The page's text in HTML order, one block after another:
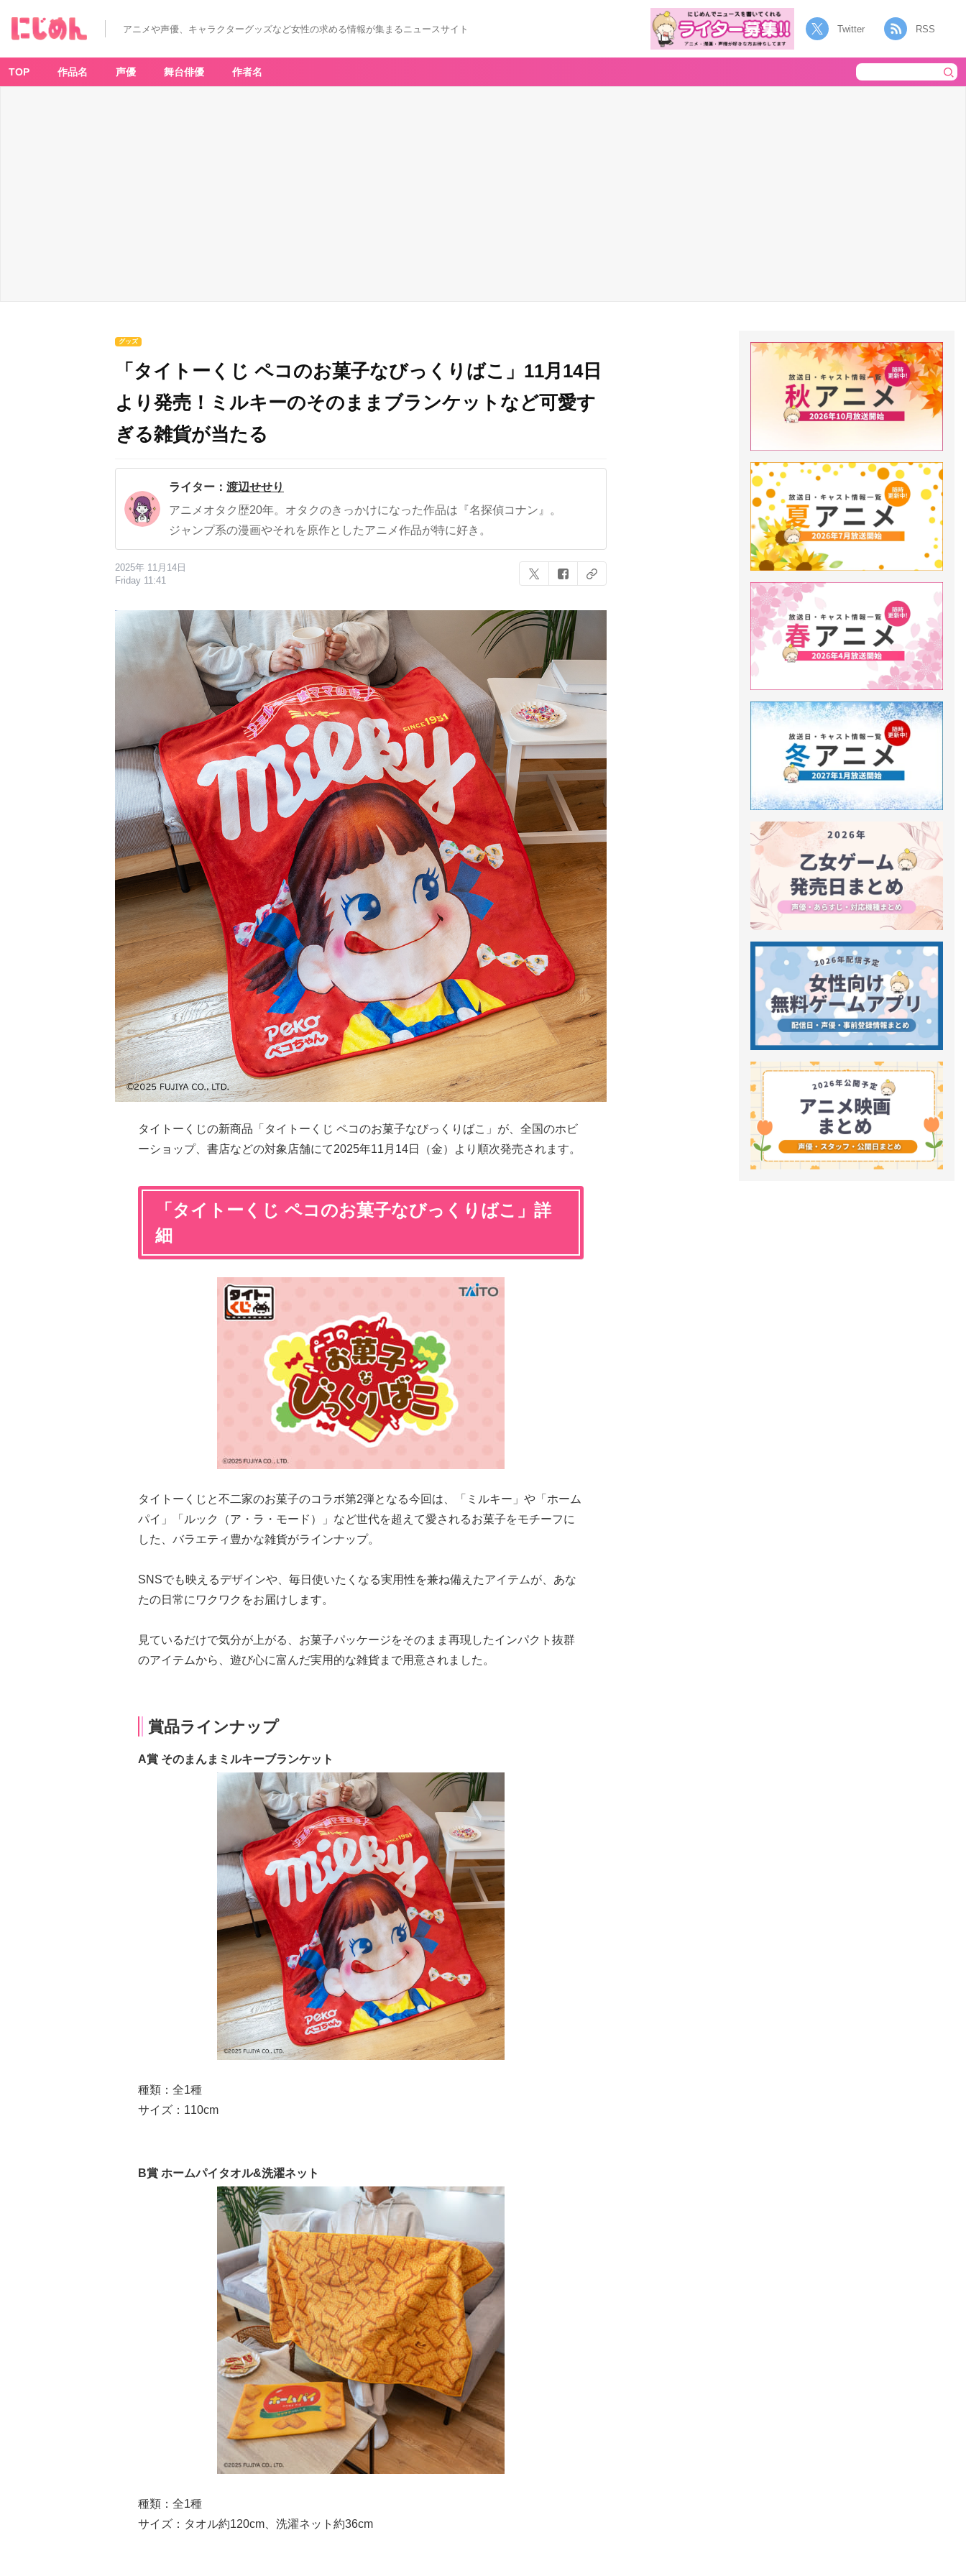
アニメや声優、キャラクターグッズなど女性の求める情報が集まるニュースサイト Twitter RSS
TOP 作品名 声優 舞台俳優 作者名
グッズ
「タイトーくじ ペコのお菓子なびっくりばこ」11月14日
より発売！ミルキーのそのままブランケットなど可愛す
ぎる雑貨が当たる
ライター： 渡辺せせり
アニメオタク歴20年。オタクのきっかけになった作品は『名探偵コナン』。
ジャンプ系の漫画やそれを原作としたアニメ作品が特に好き。
2025年 11月14日
Friday 11:41
タイトーくじの新商品「タイトーくじ ペコのお菓子なびっくりばこ」が、全国のホビ
ーショップ、書店などの対象店舗にて2025年11月14日（金）より順次発売されます。
「タイトーくじ ペコのお菓子なびっくりばこ」詳
細
タイトーくじと不二家のお菓子のコラボ第2弾となる今回は、「ミルキー」や「ホーム
パイ」「ルック（ア・ラ・モード）」など世代を超えて愛されるお菓子をモチーフに
した、バラエティ豊かな雑貨がラインナップ。
SNSでも映えるデザインや、毎日使いたくなる実用性を兼ね備えたアイテムが、あな
たの日常にワクワクをお届けします。
見ているだけで気分が上がる、お菓子パッケージをそのまま再現したインパクト抜群
のアイテムから、遊び心に富んだ実用的な雑貨まで用意されました。
賞品ラインナップ
A賞 そのまんまミルキーブランケット
種類：全1種
サイズ：110cm
B賞 ホームパイタオル&洗濯ネット
種類：全1種
サイズ：タオル約120cm、洗濯ネット約36cm